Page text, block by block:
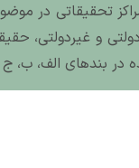
تحقیقاتی در
و غیردولتی،
در بندهای الف، ب،